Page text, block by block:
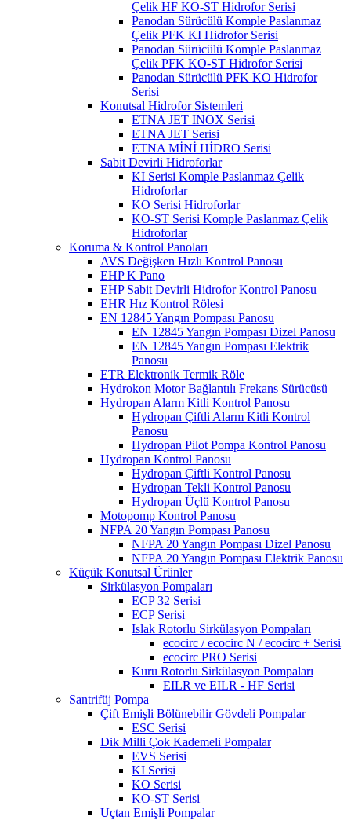
Çelik HF KO-ST Hidrofor Serisi
Panodan Sürücülü Komple Paslanmaz
Çelik PFK KI Hidrofor Serisi
Panodan Sürücülü Komple Paslanmaz
Çelik PFK KO-ST Hidrofor Serisi
Panodan Sürücülü PFK KO Hidrofor
Serisi
Konutsal Hidrofor Sistemleri
ETNA JET INOX Serisi
ETNA JET Serisi
ETNA MİNİ HİDRO Serisi
Sabit Devirli Hidroforlar
KI Serisi Komple Paslanmaz Çelik
Hidroforlar
KO Serisi Hidroforlar
KO-ST Serisi Komple Paslanmaz Çelik
Hidroforlar
Koruma & Kontrol Panoları
AVS Değişken Hızlı Kontrol Panosu
EHP K Pano
EHP Sabit Devirli Hidrofor Kontrol Panosu
EHR Hız Kontrol Rölesi
EN 12845 Yangın Pompası Panosu
EN 12845 Yangın Pompası Dizel Panosu
EN 12845 Yangın Pompası Elektrik
Panosu
ETR Elektronik Termik Röle
Hydrokon Motor Bağlantılı Frekans Sürücüsü
Hydropan Alarm Kitli Kontrol Panosu
Hydropan Çiftli Alarm Kitli Kontrol
Panosu
Hydropan Pilot Pompa Kontrol Panosu
Hydropan Kontrol Panosu
Hydropan Çiftli Kontrol Panosu
Hydropan Tekli Kontrol Panosu
Hydropan Üçlü Kontrol Panosu
Motopomp Kontrol Panosu
NFPA 20 Yangın Pompası Panosu
NFPA 20 Yangın Pompası Dizel Panosu
NFPA 20 Yangın Pompası Elektrik Panosu
Küçük Konutsal Ürünler
Sirkülasyon Pompaları
ECP 32 Serisi
ECP Serisi
Islak Rotorlu Sirkülasyon Pompaları
ecocirc / ecocirc N / ecocirc + Serisi
ecocirc PRO Serisi
Kuru Rotorlu Sirkülasyon Pompaları
EILR ve EILR - HF Serisi
Santrifüj Pompa
Çift Emişli Bölünebilir Gövdeli Pompalar
ESC Serisi
Dik Milli Çok Kademeli Pompalar
EVS Serisi
KI Serisi
KO Serisi
KO-ST Serisi
Uçtan Emişli Pompalar